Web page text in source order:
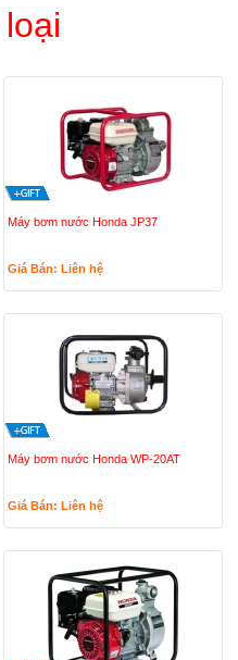
Máy bơm nước Honda JP37
Giá Bán: Liên hệ
Máy bơm nước Honda WP-20AT
Giá Bán: Liên hệ